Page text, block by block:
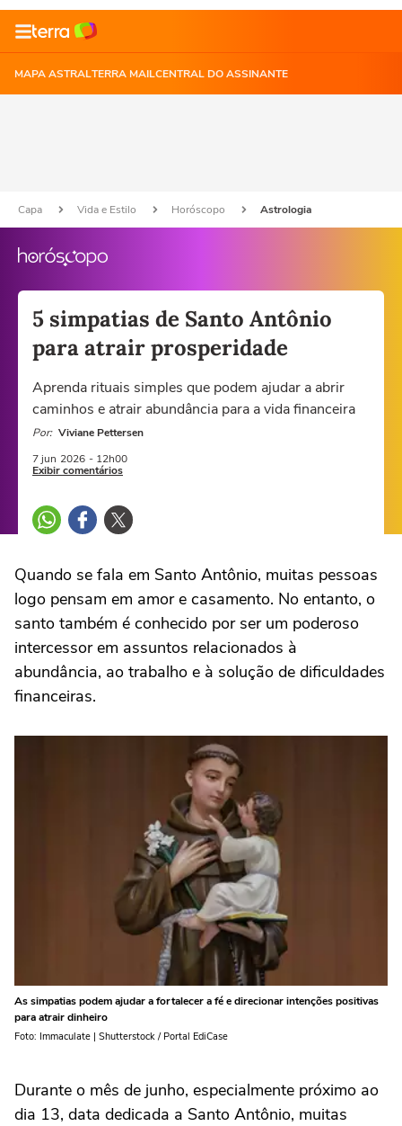
MAPA ASTRALTERRA MAILCENTRAL DO ASSINANTE
Capa Vida e Estilo Horóscopo Astrologia
5 simpatias de Santo Antônio
para atrair prosperidade
Aprenda rituais simples que podem ajudar a abrir
caminhos e atrair abundância para a vida financeira
Por: Viviane Pettersen
7 jun 2026 - 12h00
Exibir comentários
Quando se fala em Santo Antônio, muitas pessoas
logo pensam em amor e casamento. No entanto, o
santo também é conhecido por ser um poderoso
intercessor em assuntos relacionados à
abundância, ao trabalho e à solução de dificuldades
financeiras.
As simpatias podem ajudar a fortalecer a fé e direcionar intenções positivas
para atrair dinheiro
Foto: Immaculate | Shutterstock / Portal EdiCase
Durante o mês de junho, especialmente próximo ao
dia 13, data dedicada a Santo Antônio, muitas